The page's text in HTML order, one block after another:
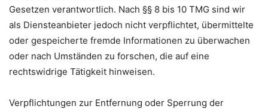
Gesetzen verantwortlich. Nach §§ 8 bis 10 TMG sind wir
als Diensteanbieter jedoch nicht verpflichtet, übermittelte
oder gespeicherte fremde Informationen zu überwachen
oder nach Umständen zu forschen, die auf eine
rechtswidrige Tätigkeit hinweisen.
Verpflichtungen zur Entfernung oder Sperrung der